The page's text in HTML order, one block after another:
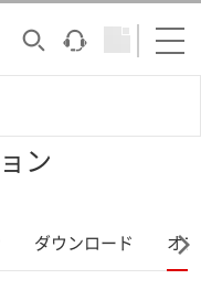
ン
ダウンロード オ